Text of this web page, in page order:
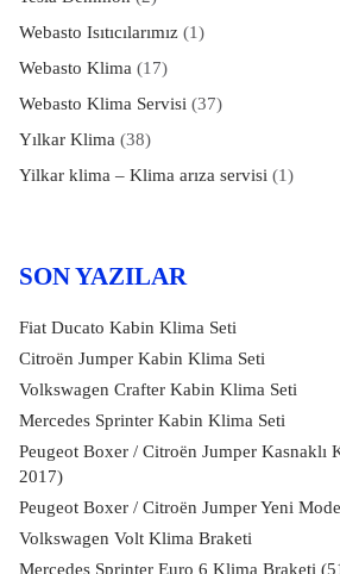
Webasto Isıtıcılarımız(1)
Webasto Klima(17)
Webasto Klima Servisi(37)
Yılkar Klima(38)
Yilkar klima – Klima arıza servisi(1)
SON YAZILAR
Fiat Ducato Kabin Klima Seti
Citroën Jumper Kabin Klima Seti
Volkswagen Crafter Kabin Klima Seti
Mercedes Sprinter Kabin Klima Seti
Peugeot Boxer / Citroën Jumper Kasnaklı
2017)
Peugeot Boxer / Citroën Jumper Yeni
Volkswagen Volt Klima Braketi
Mercedes Sprinter Euro 6 Klima Braketi